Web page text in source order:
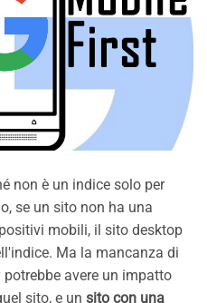
non è un indice solo per
se un sito non ha una
mobili, il sito desktop
Ma la mancanza di
avere un impatto
sito, e un sito con una